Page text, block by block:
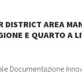
DISTRICT AREA
E QUARTO A
Documentazione